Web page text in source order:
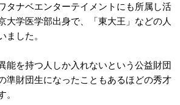
タナベエンターテイメントにも所属し活
大学医学部出身で、「東大王」などの人
ました。
能を持つ人しか入れないという公益財団
準財団生になったこともあるほどの秀才
。